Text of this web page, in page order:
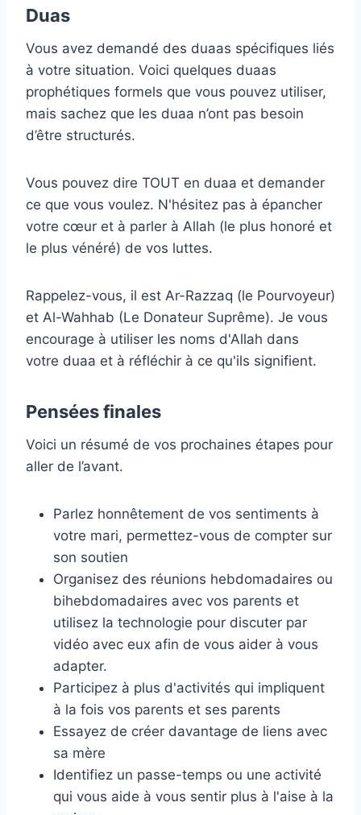
Duas
Vous avez demandé des duaas spécifiques liés
à votre situation. Voici quelques duaas
prophétiques formels que vous pouvez utiliser,
mais sachez que les duaa n’ont pas besoin
d’être structurés.
Vous pouvez dire TOUT en duaa et demander
ce que vous voulez. N'hésitez pas à épancher
votre cœur et à parler à Allah (le plus honoré et
le plus vénéré) de vos luttes.
Rappelez-vous, il est Ar-Razzaq (le Pourvoyeur)
et Al-Wahhab (Le Donateur Suprême). Je vous
encourage à utiliser les noms d'Allah dans
votre duaa et à réfléchir à ce qu'ils signifient.
Pensées finales
Voici un résumé de vos prochaines étapes pour
aller de l’avant.
Parlez honnêtement de vos sentiments à
votre mari, permettez-vous de compter sur
son soutien
Organisez des réunions hebdomadaires ou
bihebdomadaires avec vos parents et
utilisez la technologie pour discuter par
vidéo avec eux afin de vous aider à vous
adapter.
Participez à plus d'activités qui impliquent
à la fois vos parents et ses parents
Essayez de créer davantage de liens avec
sa mère
Identifiez un passe-temps ou une activité
qui vous aide à vous sentir plus à l'aise à la